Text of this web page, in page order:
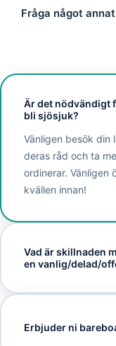
Fråga något annat
Är det nödvändigt
bli sjösjuk?
Vänligen besök din
deras råd och ta
ordinerar. Vänligen
kvällen innan!
Vad är skillnaden
en vanlig/delad/
Erbjuder ni